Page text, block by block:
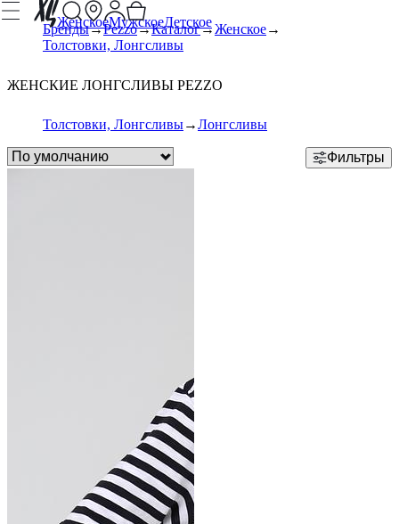
ЖенскоеМужскоеДетское
Бренды Pezzo Каталог
Женское
Толстовки, Лонгсливы
ЖЕНСКИЕ ЛОНГСЛИВЫ PEZZO
Толстовки, Лонгсливы Лонгсливы
Фильтры